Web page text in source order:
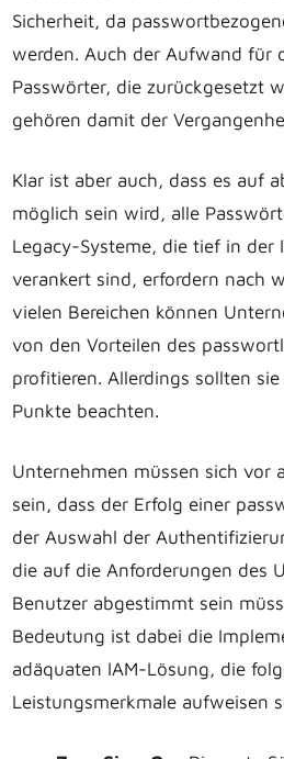
Sicherheit, da
werden. Auch der Aufwand für
Passwörter, die zurückgesetzt
gehören damit der
Klar ist aber auch, dass es auf
möglich sein wird, alle
Legacy-Systeme, die tief in
verankert sind, erfordern nach
vielen Bereichen können
von den Vorteilen des
profitieren. Allerdings sollten
Punkte beachten.
Unternehmen müssen sich vor
sein, dass der Erfolg einer
der Auswahl der
die auf die Anforderungen des
Benutzer abgestimmt sein
Bedeutung ist dabei die
adäquaten IAM-Lösung, die
Leistungsmerkmale aufweisen